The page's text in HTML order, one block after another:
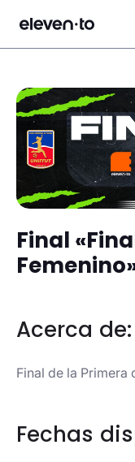
Final
Acerca de:
Final de la
Fechas